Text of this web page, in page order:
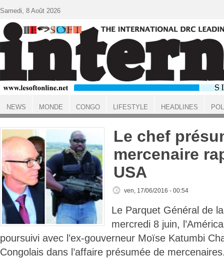
ACCUEIL
Le chef
mercenaire
USA
ven, 17/06/2016 - 00:54
Le Parquet Général de
mercredi 8 juin,
poursuivi avec l’ex-gouverneur Moïse Katumbi
Congolais dans l’affaire présumée de
Samedi, 8 Août 2026
NEWS MONDE CONGO LIFESTYLE HEADLINES